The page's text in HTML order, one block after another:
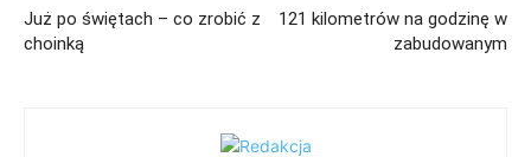
Już po świętach – co zrobić z
choinką
121 kilometrów na godzinę w
zabudowanym